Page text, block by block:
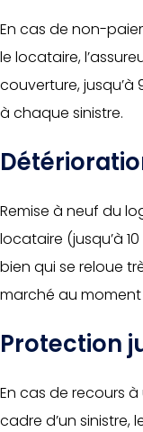
En cas de non-
le locataire,
couverture,
à chaque sinistre.
Remise à neuf du
locataire (jusqu’à
bien qui se reloue
marché au
Protection
En cas de recours
cadre d’un sinistre,